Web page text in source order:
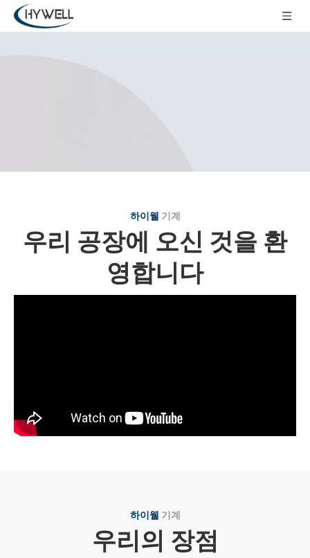
하이웰 기계
우리 공장에 오신 것을 환
영합니다
하이웰 기계
우리의 장점